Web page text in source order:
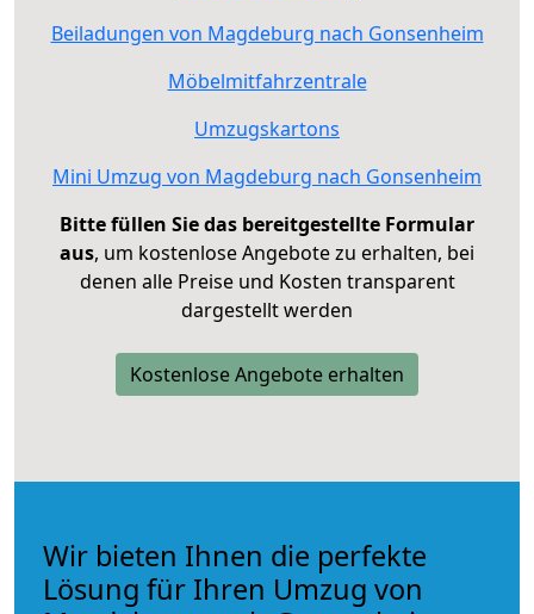
Beiladungen von Magdeburg nach Gonsenheim
Möbelmitfahrzentrale
Umzugskartons
Mini Umzug von Magdeburg nach Gonsenheim
Bitte füllen Sie das bereitgestellte Formular
aus, um kostenlose Angebote zu erhalten, bei
denen alle Preise und Kosten transparent
dargestellt werden
Kostenlose Angebote erhalten
Wir bieten Ihnen die perfekte
Lösung für Ihren Umzug von